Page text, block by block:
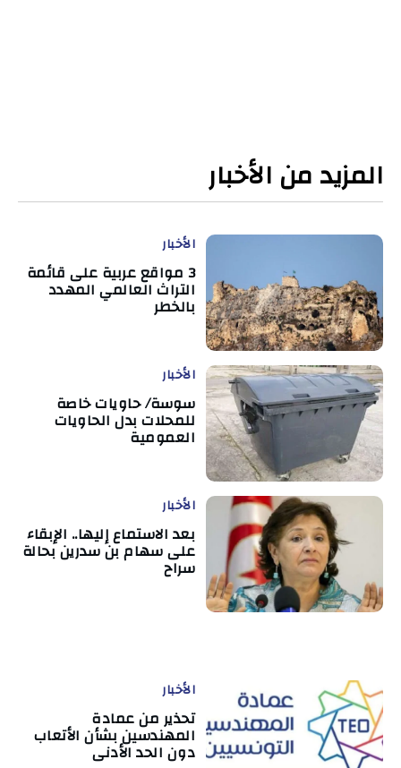
المزيد من الأخبار
الأخبار
3 مواقع عربية على قائمة
التراث العالمي المهدد
بالخطر
الأخبار
سوسة/ حاويات خاصة
للمحلات بدل الحاويات
العمومية
الأخبار
بعد الاستماع إليها.. الإبقاء
على سهام بن سدرين بحالة
سراح
الأخبار
تحذير من عمادة
المهندسين بشأن الأتعاب
دون الحد الأدنى